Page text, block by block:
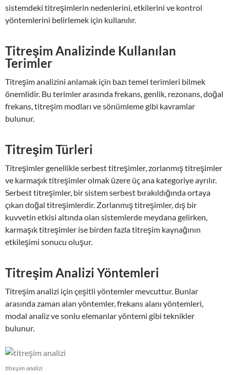
sistemdeki titreşimlerin nedenlerini, etkilerini ve kontrol
yöntemlerini belirlemek için kullanılır.
Titreşim Analizinde Kullanılan
Terimler
Titreşim analizini anlamak için bazı temel terimleri bilmek
önemlidir. Bu terimler arasında frekans, genlik, rezonans, doğal
frekans, titreşim modları ve sönümleme gibi kavramlar
bulunur.
Titreşim Türleri
Titreşimler genellikle serbest titreşimler, zorlanmış titreşimler
ve karmaşık titreşimler olmak üzere üç ana kategoriye ayrılır.
Serbest titreşimler, bir sistem serbest bırakıldığında ortaya
çıkan doğal titreşimlerdir. Zorlanmış titreşimler, dış bir
kuvvetin etkisi altında olan sistemlerde meydana gelirken,
karmaşık titreşimler ise birden fazla titreşim kaynağının
etkileşimi sonucu oluşur.
Titreşim Analizi Yöntemleri
Titreşim analizi için çeşitli yöntemler mevcuttur. Bunlar
arasında zaman alan yöntemler, frekans alanı yöntemleri,
modal analiz ve sonlu elemanlar yöntemi gibi teknikler
bulunur.
titreşim analizi